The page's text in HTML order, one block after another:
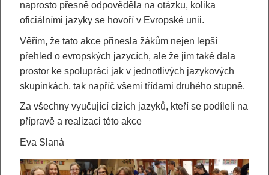
naprosto přesně odpověděla na otázku, kolika
oficiálními jazyky se hovoří v Evropské unii.
Věřím, že tato akce přinesla žákům nejen lepší
přehled o evropských jazycích, ale že jim také dala
prostor ke spolupráci jak v jednotlivých jazykových
skupinkách, tak napříč všemi třídami druhého stupně.
Za všechny vyučující cizích jazyků, kteří se podíleli na
přípravě a realizaci této akce
Eva Slaná